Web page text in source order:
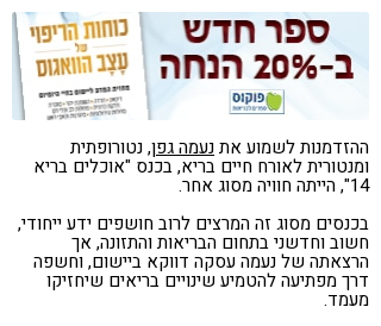
ההזדמנות לשמוע אתנעמה גפן, נטורופתית
ומנטורית לאורח חיים בריא, בכנס "אוכלים בריא
14", הייתה חוויה מסוג אחר.
בכנסים מסוג זה המרצים לרוב חושפים ידע ייחודי,
חשוב וחדשני בתחום הבריאות והתזונה, אך
הרצאתה של נעמה עסקה דווקא ביישום, וחשפה
דרך מפתיעה להטמיע שינויים בריאים שיחזיקו
מעמד.